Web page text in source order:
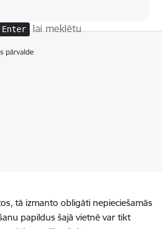
Enter lai meklētu
tā izmanto obligāti nepieciešamās
papildus šajā vietnē var tikt